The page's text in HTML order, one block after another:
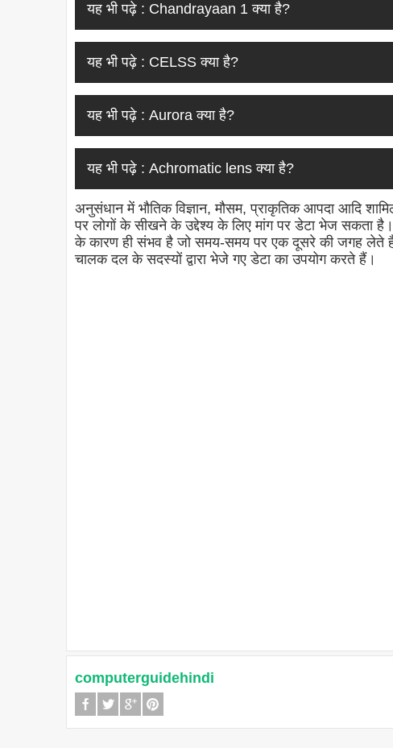
यह भी पढ़े : Chandrayaan 1 क्या है?
यह भी पढ़े : CELSS क्या है?
यह भी पढ़े : Aurora क्या है?
यह भी पढ़े : Achromatic lens क्या है?
अनुसंधान में भौतिक विज्ञान, मौसम, प्राकृतिक आपदा आदि
पर लोगों के सीखने के उद्देश्य के लिए मांग पर डेटा भेज सकता
के कारण ही संभव है जो समय-समय पर एक दूसरे की जगह लेते
चालक दल के सदस्यों द्वारा भेजे गए डेटा का उपयोग करते हैं।
computerguidehindi